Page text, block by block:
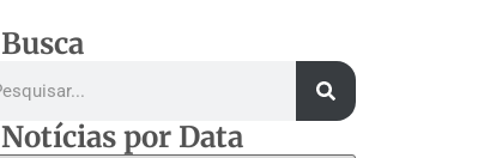
Busca
Notícias por Data